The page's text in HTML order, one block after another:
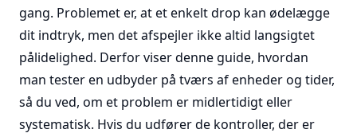
gang. Problemet er, at et enkelt drop kan ødelægge
dit indtryk, men det afspejler ikke altid langsigtet
pålidelighed. Derfor viser denne guide, hvordan
man tester en udbyder på tværs af enheder og tider,
så du ved, om et problem er midlertidigt eller
systematisk. Hvis du udfører de kontroller, der er